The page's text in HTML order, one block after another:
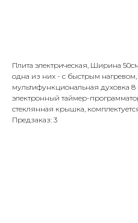
Плита электрическая, Ширина
одна из них - с быстрым нагревом,
мультифункциональная духовка 8
электронный таймер-
стеклянная крышка,
Предзаказ: 3